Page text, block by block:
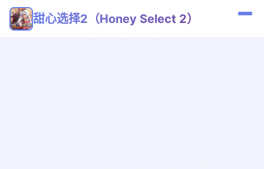
甜心选择2（Honey Select 2）